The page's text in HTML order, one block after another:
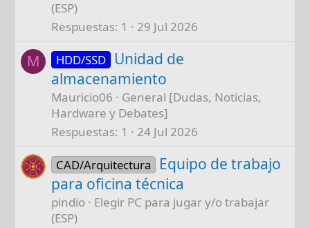
(ESP)
Respuestas 1 29 Jul 2026
M HDD/SSD Unidad de
almacenamiento
Mauricio06
General [Dudas, Noticias,
Hardware y Debates]
Respuestas 1 24 Jul 2026
CAD/Arquitectura
Equipo de trabajo
para oficina técnica
pindio
Elegir PC para jugar y/o trabajar
(ESP)